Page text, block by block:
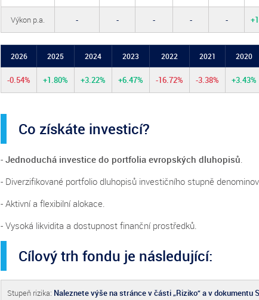
Výkon p.a. - - - - -
2026 2025 2024 2023 2022 2021 2020
-0.54% +1.80% +3.22% +6.47% -16.72% -3.38% +3.43%
Co získáte investicí?
- Jednoduchá investice do portfolia evropských dluhopisů.
- Diverzifikované portfolio dluhopisů investičního stupně
- Aktivní a flexibilní alokace.
- Vysoká likvidita a dostupnost finanční prostředků.
Cílový trh fondu je následující:
Stupeň rizika: Naleznete výše na stránce v části „Riziko“ a v dokumentu